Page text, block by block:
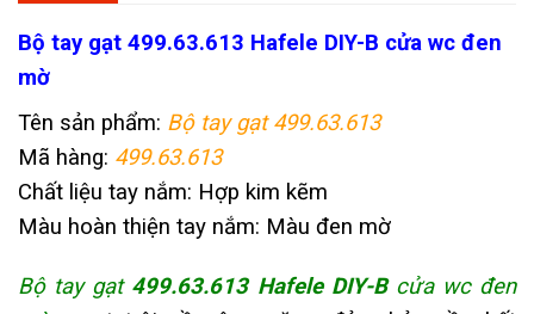
Bộ tay gạt 499.63.613 Hafele DIY-B cửa wc đen
mờ
Tên sản phẩm: Bộ tay gạt 499.63.613
Mã hàng: 499.63.613
Chất liệu tay nắm: Hợp kim kẽm
Màu hoàn thiện tay nắm: Màu đen mờ
Bộ tay gạt 499.63.613 Hafele DIY-Bcửa wc đen